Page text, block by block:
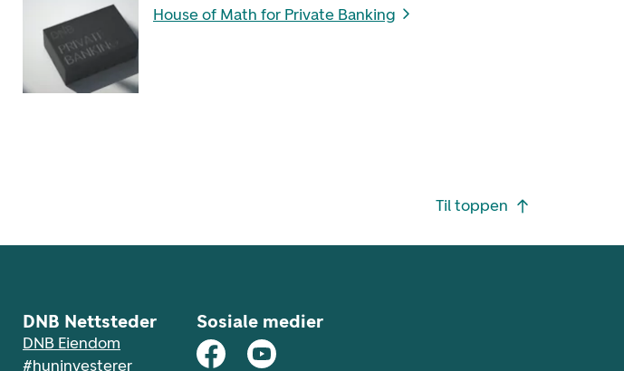
House of Math for Private Banking
Til toppen
DNB Nettsteder
DNB Eiendom
#huninvesterer
Sosiale medier